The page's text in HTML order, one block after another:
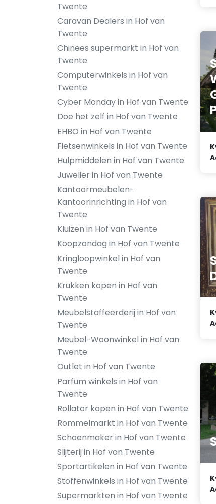
Twente
Caravan Dealers in Hof van
Twente
Chinees supermarkt in Hof van
Twente
Computerwinkels in Hof van
Twente
Cyber Monday in Hof van Twente
Doe het zelf in Hof van Twente
EHBO in Hof van Twente
Fietsenwinkels in Hof van Twente
Hulpmiddelen in Hof van Twente
Juwelier in Hof van Twente
Kantoormeubelen-
Kantoorinrichting in Hof van
Twente
Kluizen in Hof van Twente
Koopzondag in Hof van Twente
Kringloopwinkel in Hof van
Twente
Krukken kopen in Hof van
Twente
Meubelstoffeerderij in Hof van
Twente
Meubel-Woonwinkel in Hof van
Twente
Outlet in Hof van Twente
Parfum winkels in Hof van
Twente
Rollator kopen in Hof van Twente
Rommelmarkt in Hof van Twente
Schoenmaker in Hof van Twente
Slijterij in Hof van Twente
Sportartikelen in Hof van Twente
Stoffenwinkels in Hof van Twente
Supermarkten in Hof van Twente